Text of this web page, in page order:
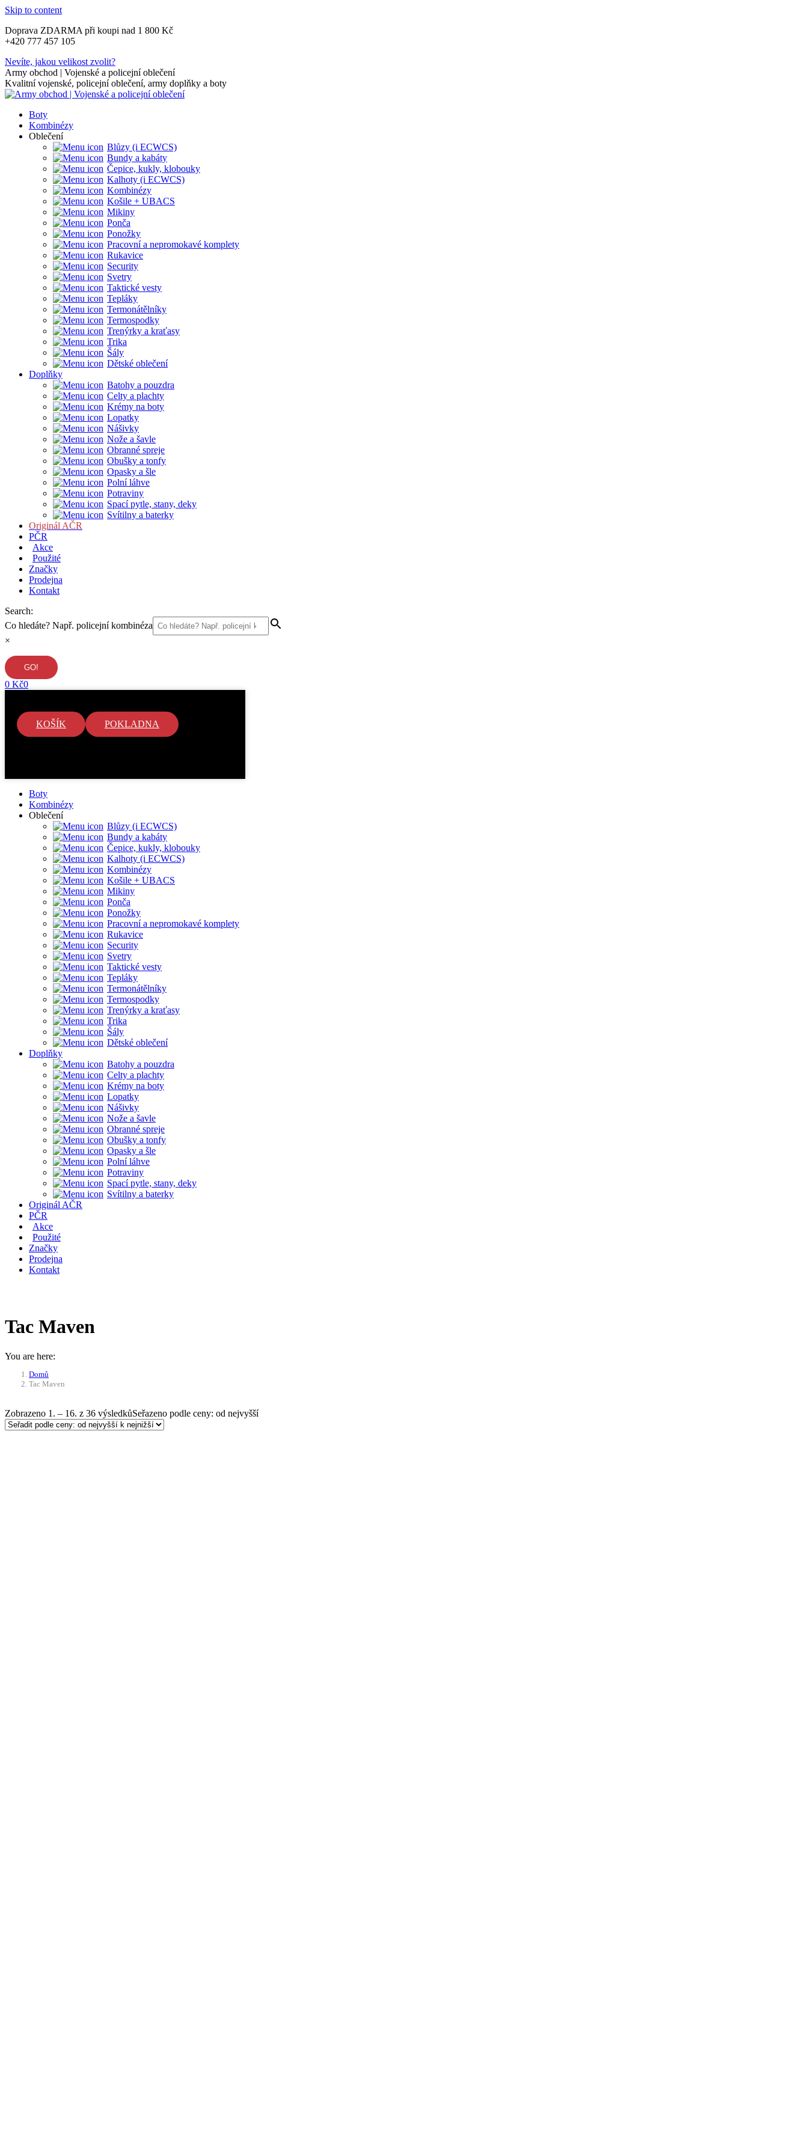
Skip to content
Doprava ZDARMA při koupi nad 1 800 Kč
+420 777 457 105
Nevíte, jakou velikost zvolit?
Army obchod | Vojenské a policejní oblečení
Kvalitní vojenské, policejní oblečení, army doplňky a boty
Boty
Kombinézy
Oblečení
Blůzy (i ECWCS)
Bundy a kabáty
Čepice, kukly, klobouky
Kalhoty (i ECWCS)
Kombinézy
Košile + UBACS
Mikiny
Ponča
Ponožky
Pracovní a nepromokavé komplety
Rukavice
Security
Svetry
Taktické vesty
Tepláky
Termonátělníky
Termospodky
Trenýrky a kraťasy
Trika
Šály
Dětské oblečení
Doplňky
Batohy a pouzdra
Celty a plachty
Krémy na boty
Lopatky
Nášivky
Nože a šavle
Obranné spreje
Obušky a tonfy
Opasky a šle
Polní láhve
Potraviny
Spací pytle, stany, deky
Svítilny a baterky
Originál AČR
PČR
Akce
Použité
Značky
Prodejna
Kontakt
Search:
Co hledáte? Např. policejní kombinéza
×
0 Kč0
KOŠÍK POKLADNA
Boty
Kombinézy
Oblečení
Blůzy (i ECWCS)
Bundy a kabáty
Čepice, kukly, klobouky
Kalhoty (i ECWCS)
Kombinézy
Košile + UBACS
Mikiny
Ponča
Ponožky
Pracovní a nepromokavé komplety
Rukavice
Security
Svetry
Taktické vesty
Tepláky
Termonátělníky
Termospodky
Trenýrky a kraťasy
Trika
Šály
Dětské oblečení
Doplňky
Batohy a pouzdra
Celty a plachty
Krémy na boty
Lopatky
Nášivky
Nože a šavle
Obranné spreje
Obušky a tonfy
Opasky a šle
Polní láhve
Potraviny
Spací pytle, stany, deky
Svítilny a baterky
Originál AČR
PČR
Akce
Použité
Značky
Prodejna
Kontakt
Tac Maven
You are here:
Domů
Tac Maven
Zobrazeno 1. – 16. z 36 výsledkůSeřazeno podle ceny: od nejvyšší